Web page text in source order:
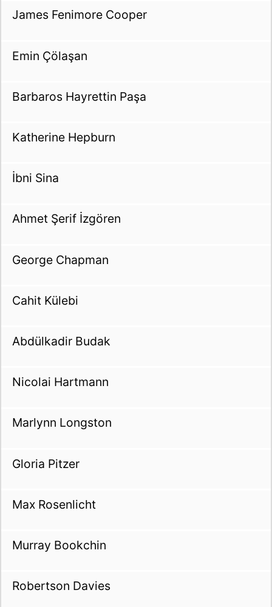
James Fenimore Cooper
Emin Çölaşan
Barbaros Hayrettin Paşa
Katherine Hepburn
İbni Sina
Ahmet Şerif İzgören
George Chapman
Cahit Külebi
Abdülkadir Budak
Nicolai Hartmann
Marlynn Longston
Gloria Pitzer
Max Rosenlicht
Murray Bookchin
Robertson Davies